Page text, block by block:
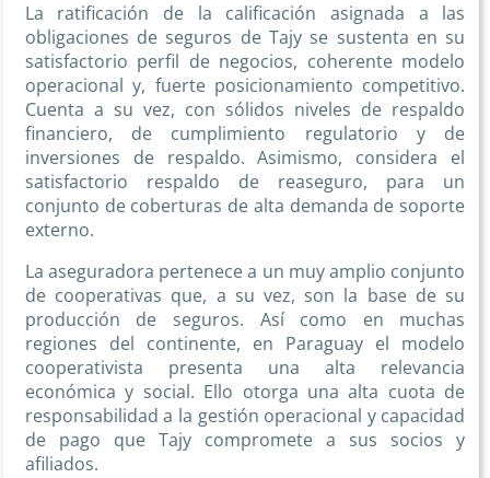
La ratificación de la calificación asignada a las
obligaciones de seguros de Tajy se sustenta en su
satisfactorio perfil de negocios, coherente modelo
operacional y, fuerte posicionamiento competitivo.
Cuenta a su vez, con sólidos niveles de respaldo
financiero, de cumplimiento regulatorio y de
inversiones de respaldo. Asimismo, considera el
satisfactorio respaldo de reaseguro, para un
conjunto de coberturas de alta demanda de soporte
externo.
La aseguradora pertenece a un muy amplio conjunto
de cooperativas que, a su vez, son la base de su
producción de seguros. Así como en muchas
regiones del continente, en Paraguay el modelo
cooperativista presenta una alta relevancia
económica y social. Ello otorga una alta cuota de
responsabilidad a la gestión operacional y capacidad
de pago que Tajy compromete a sus socios y
afiliados.